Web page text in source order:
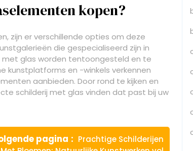
kopen?
zijn er verschillende opties om deze
die gespecialiseerd zijn in
met glas worden tentoongesteld en te
kunstplatforms en -winkels verkennen
aanbieden. Door rond te kijken en
schilderij met glas vinden dat past bij uw
pagina
Volgende
bericht:
Prachtige Schilderijen